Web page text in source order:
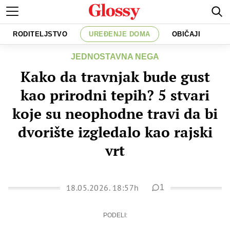
RODITELJSTVO UREĐENJE DOMA OBIČAJI
JEDNOSTAVNA NEGA
Kako da travnjak bude gust
kao prirodni tepih? 5 stvari
koje su neophodne travi da bi
dvorište izgledalo kao rajski
vrt
18.05.2026. 18:57h 1
PODELI: